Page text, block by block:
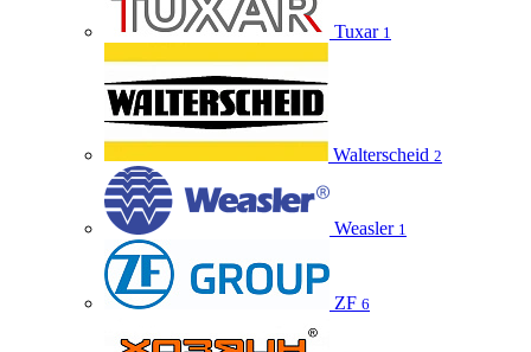
Tuxar 1
Walterscheid 2
Weasler 1
ZF 6